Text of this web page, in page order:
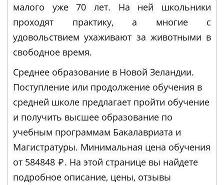
малого уже 70 лет. На ней школьники
проходят практику, а многие с
удовольствием ухаживают за животными в
свободное время.
Среднее образование в Новой Зеландии.
Поступление или продолжение обучения в
средней школе предлагает пройти обучение
и получить высшее образование по
учебным программам Бакалавриата и
Магистратуры. Минимальная цена обучения
от 584848 ₽. На этой странице вы найдете
подробное описание, цены, отзывы